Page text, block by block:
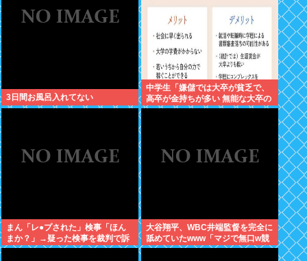
3日間お風呂入れてない
中学生「嫌儲では大卒が貧乏で、
高卒が金持ちが多い 無能な大卒の
集まりw」エックスで一万いいね
まん「レ●プされた」検事「ほん
まか？」→疑った検事を裁判で訴
える
大谷翔平、WBC井端監督を完全に
舐めていたwww「マジで無口w競
馬の話しかしないわ」と日本代表